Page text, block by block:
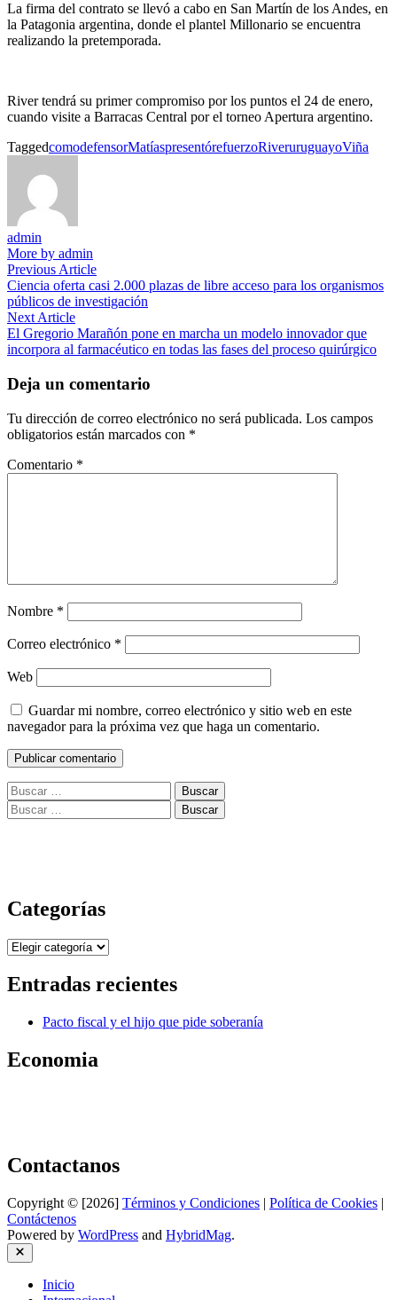
La firma del contrato se llevó a cabo en San Martín de los Andes, en
la Patagonia argentina, donde el plantel Millonario se encuentra
realizando la pretemporada.
River tendrá su primer compromiso por los puntos el 24 de enero,
cuando visite a Barracas Central por el torneo Apertura argentino.
TaggedcomodefensorMatíaspresentórefuerzoRiveruruguayoViña
admin
More by admin
Navegación
de
entradas
Previous ArticlePrevious
article:
Ciencia oferta casi 2.000 plazas de libre acceso para los organismos
públicos de investigación
Next ArticleNext
article:
El Gregorio Marañón pone en marcha un modelo innovador que
incorpora al farmacéutico en todas las fases del proceso quirúrgico
Deja un comentario
Tu dirección de correo electrónico no será publicada. Los campos
obligatorios están marcados con *
Comentario *
Nombre *
Correo electrónico *
Web
Guardar mi nombre, correo electrónico y sitio web en este
navegador para la próxima vez que haga un comentario.
Buscar:
Buscar:
Categorías
Categorías
Entradas recientes
Pacto fiscal y el hijo que pide soberanía
Economia
Contactanos
Copyright © [2026] Términos y Condiciones | Política de Cookies |
Contáctenos
Powered by WordPress and HybridMag.
Close
Inicio